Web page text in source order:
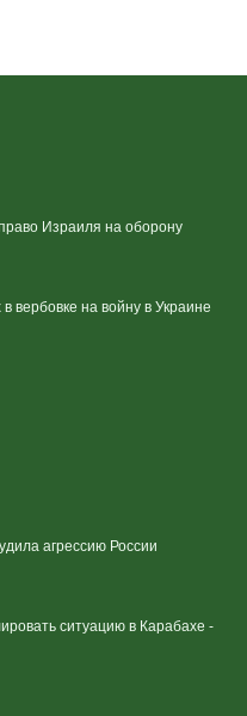
Израиля на оборону
вербовке на войну в Украине
агрессию России
ситуацию в Карабахе -